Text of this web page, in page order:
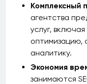
Комплексный
агентства
услуг,
оптимизацию,
аналитику.
Экономия
занимаются